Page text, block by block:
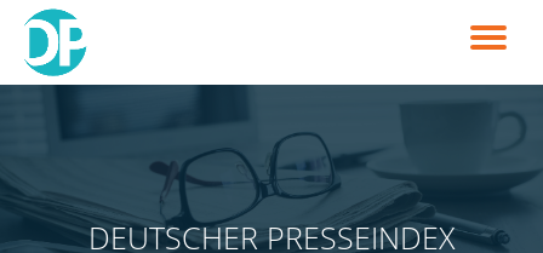
Skip
to
DEUTSCHER PRESSEINDEX